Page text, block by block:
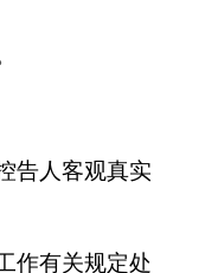
告人客观真实
作有关规定处